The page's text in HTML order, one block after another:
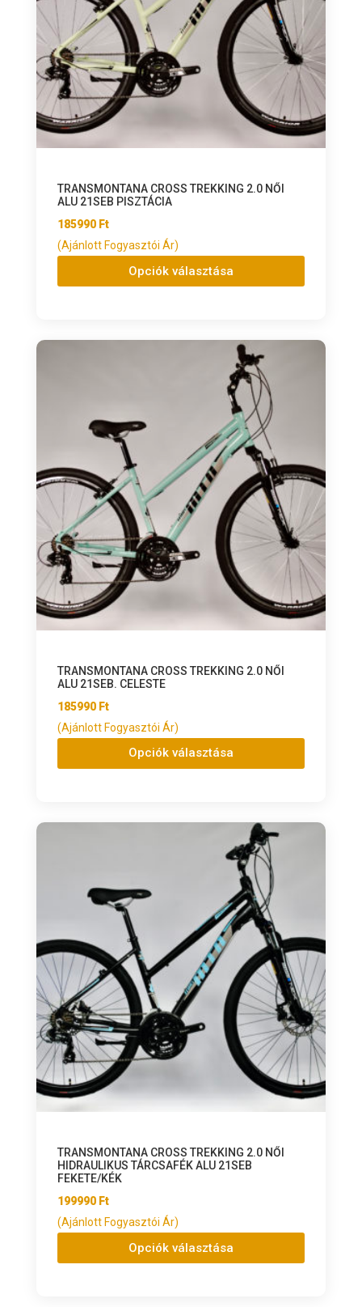
TRANSMONTANA CROSS TREKKING 2.0 NŐI
ALU 21SEB PISZTÁCIA
185990 Ft
(Ajánlott Fogyasztói Ár)
Opciók választása
TRANSMONTANA CROSS TREKKING 2.0 NŐI
ALU 21SEB. CELESTE
185990 Ft
(Ajánlott Fogyasztói Ár)
Opciók választása
TRANSMONTANA CROSS TREKKING 2.0 NŐI
HIDRAULIKUS TÁRCSAFÉK ALU 21SEB
FEKETE/KÉK
199990 Ft
(Ajánlott Fogyasztói Ár)
Opciók választása